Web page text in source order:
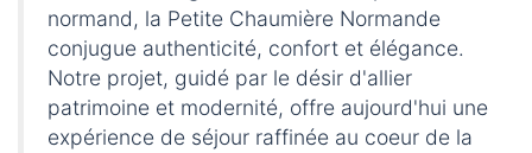
normand, la Petite Chaumière Normande
conjugue authenticité, confort et élégance.
Notre projet, guidé par le désir d'allier
patrimoine et modernité, offre aujourd'hui une
expérience de séjour raffinée au coeur de la